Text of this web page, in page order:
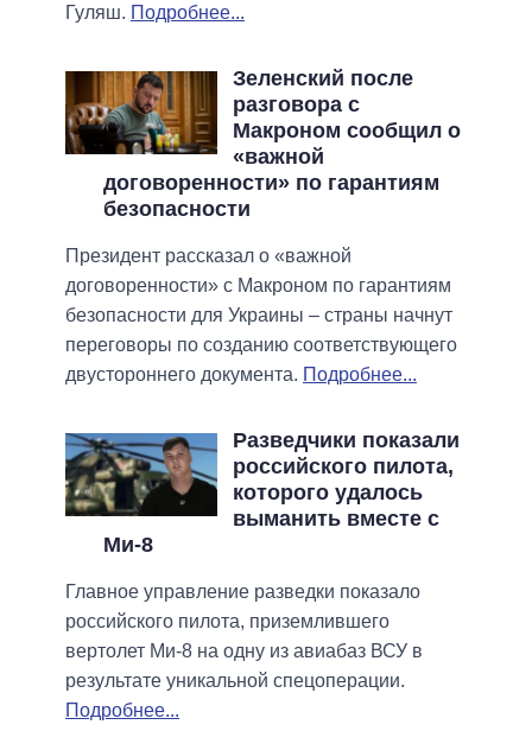
Гуляш. Подробнее...
Зеленский после
разговора с
Макроном сообщил о
«важной
договоренности» по гарантиям
безопасности
Президент рассказал о «важной
договоренности» с Макроном по гарантиям
безопасности для Украины – страны начнут
переговоры по созданию соответствующего
двустороннего документа. Подробнее...
Разведчики показали
российского пилота,
которого удалось
выманить вместе с
Ми-8
Главное управление разведки показало
российского пилота, приземлившего
вертолет Ми-8 на одну из авиабаз ВСУ в
результате уникальной спецоперации.
Подробнее...